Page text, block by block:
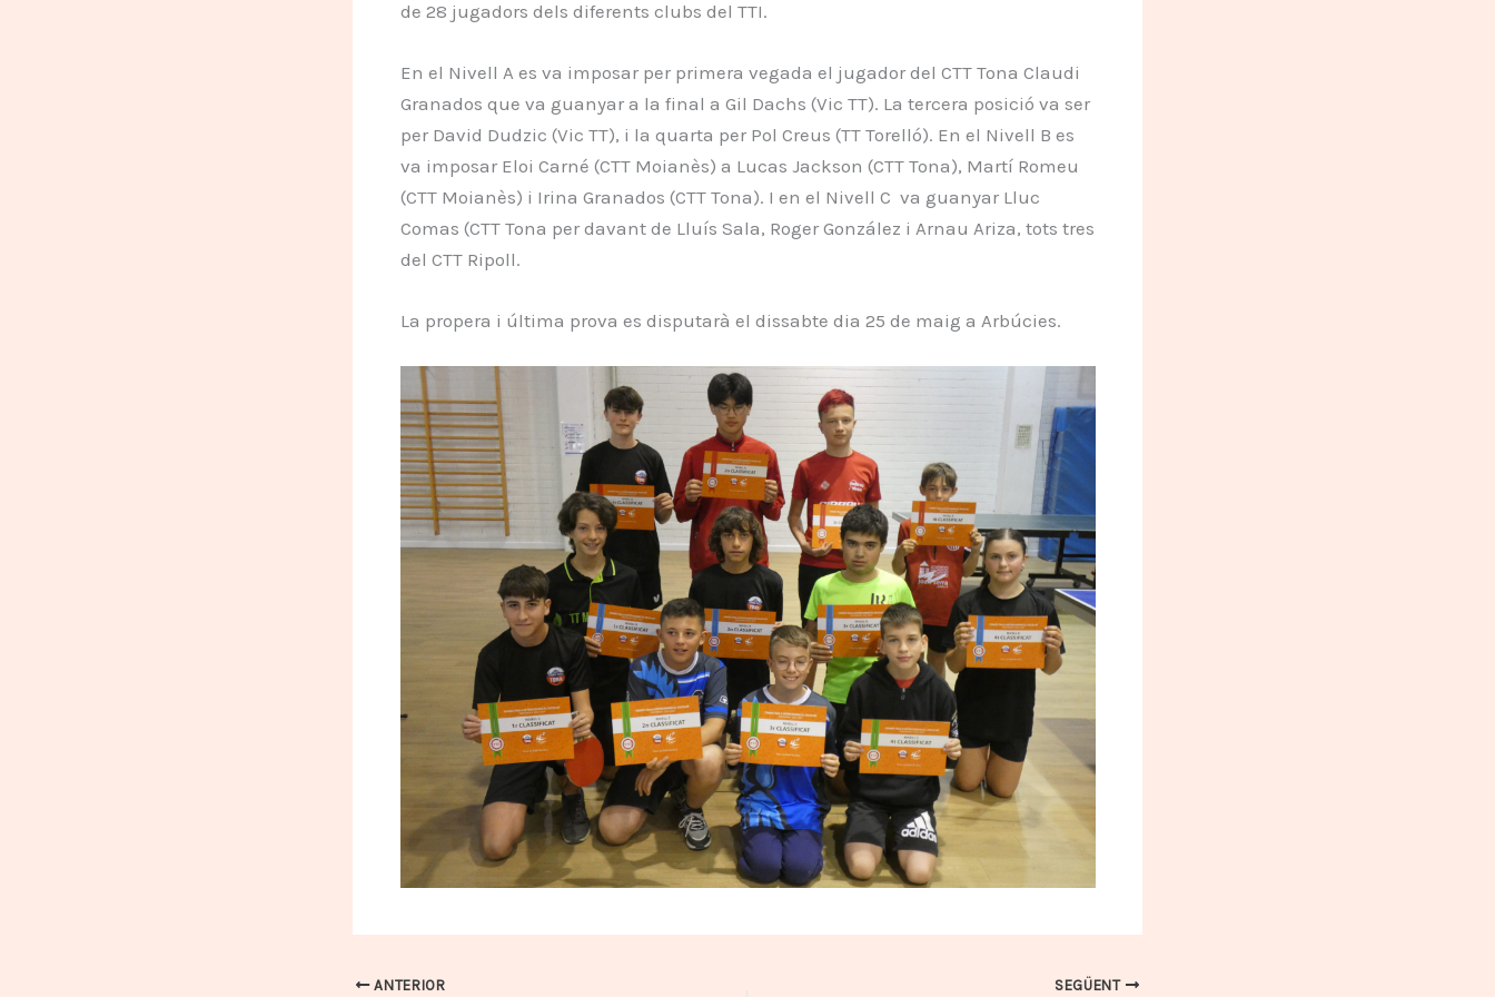
de 28 jugadors dels diferents clubs del TTI.
En el Nivell A es va imposar per primera vegada el jugador del CTT Tona Claudi
Granados que va guanyar a la final a Gil Dachs (Vic TT). La tercera posició va ser
per David Dudzic (Vic TT), i la quarta per Pol Creus (TT Torelló). En el Nivell B es
va imposar Eloi Carné (CTT Moianès) a Lucas Jackson (CTT Tona), Martí Romeu
(CTT Moianès) i Irina Granados (CTT Tona). I en el Nivell C va guanyar Lluc
Comas (CTT Tona per davant de Lluís Sala, Roger González i Arnau Ariza, tots tres
del CTT Ripoll.
La propera i última prova es disputarà el dissabte dia 25 de maig a Arbúcies.
ANTERIOR SEGÜENT